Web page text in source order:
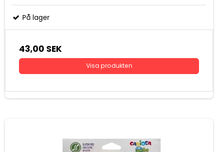
På lager
43,00 SEK
Visa produkten